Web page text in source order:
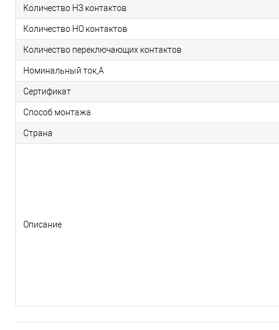
Количество НЗ контактов
Количество НО контактов
Количество переключающих контактов
Номинальный ток,А
Сертификат
Способ монтажа
Страна
Описание